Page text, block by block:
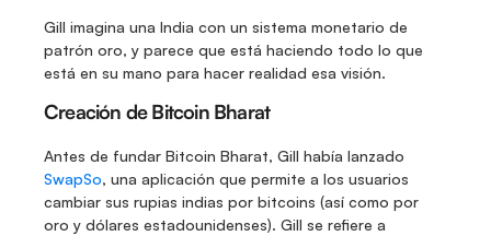
Gill imagina una India con un sistema monetario de
patrón oro, y parece que está haciendo todo lo que
está en su mano para hacer realidad esa visión.
Creación de Bitcoin Bharat
SwapSo, una aplicación que permite a los usuarios
cambiar sus rupias indias por bitcoins (así como por
oro y dólares estadounidenses). Gill se refiere a